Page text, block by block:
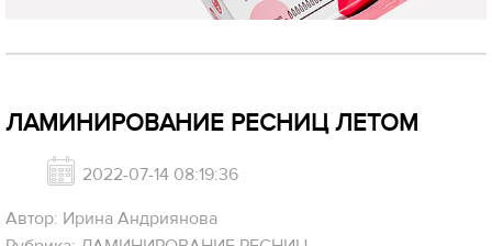
ЛАМИНИРОВАНИЕ РЕСНИЦ ЛЕТОМ
2022-07-14 08:19:36
Автор: Ирина Андриянова